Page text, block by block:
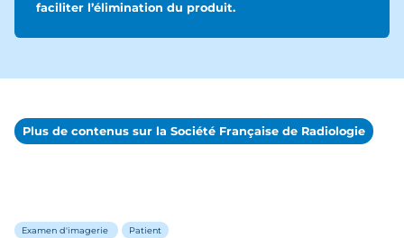
faciliter l’élimination du produit.
Plus de contenus sur la Société Française de Radiologie
Examen d'imagerie Patient